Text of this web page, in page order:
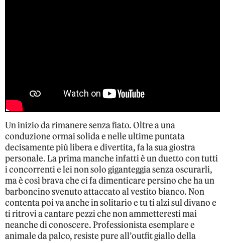
Un inizio da rimanere senza fiato. Oltre a una
conduzione ormai solida e nelle ultime puntata
decisamente più libera e divertita, fa la sua giostra
personale. La prima manche infatti è un duetto con tutti
i concorrenti e lei non solo giganteggia senza oscurarli,
ma è così brava che ci fa dimenticare persino che ha un
barboncino svenuto attaccato al vestito bianco. Non
contenta poi va anche in solitario e tu ti alzi sul divano e
ti ritrovi a cantare pezzi che non ammetteresti mai
neanche di conoscere. Professionista esemplare e
animale da palco, resiste pure all’outfit giallo della